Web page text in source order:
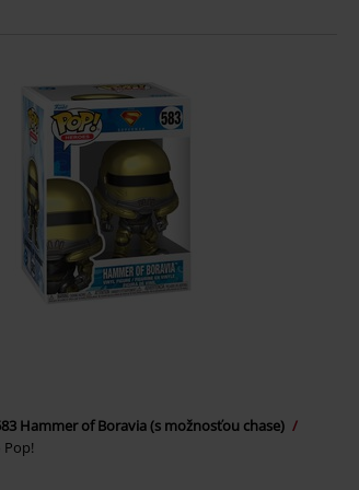
Hammer of Boravia (s možnosťou chase)
Pop!